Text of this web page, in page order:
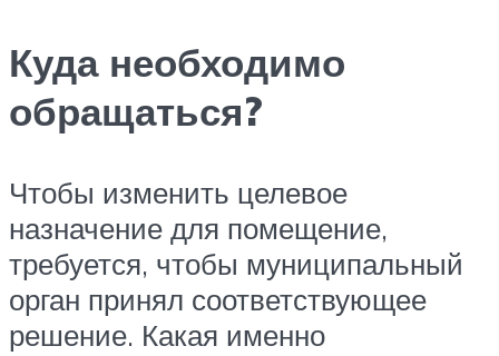
Куда необходимо
обращаться?
Чтобы изменить целевое
назначение для помещение,
требуется, чтобы муниципальный
орган принял соответствующее
решение. Какая именно